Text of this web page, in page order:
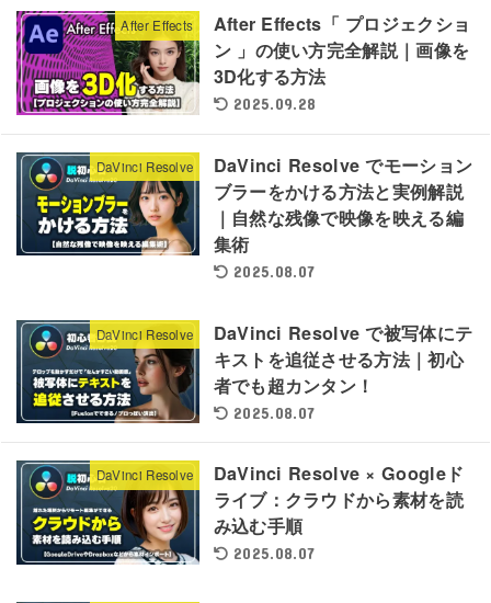
After Effects
After Effects「 プロジェクショ
ン 」の使い方完全解説｜画像を
3D化する方法
2025.09.28
DaVinci Resolve
DaVinci Resolve でモーション
ブラーをかける方法と実例解説
｜自然な残像で映像を映える編
集術
2025.08.07
DaVinci Resolve
DaVinci Resolve で被写体にテ
キストを追従させる方法｜初心
者でも超カンタン！
2025.08.07
DaVinci Resolve
DaVinci Resolve × Googleド
ライブ：クラウドから素材を読
み込む手順
2025.08.07